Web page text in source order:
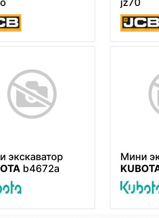
экскаватор
b4672a
Мини